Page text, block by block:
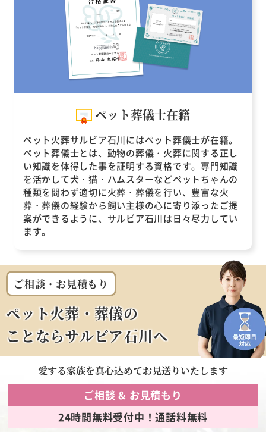
ペット葬儀士在籍
ペット火葬サルビア石川にはペット葬儀士が在籍。
ペット葬儀士とは、動物の葬儀・火葬に関する正し
い知識を体得した事を証明する資格です。専門知識
を活かして犬・猫・ハムスターなどペットちゃんの
種類を問わず適切に火葬・葬儀を行い、豊富な火
葬・葬儀の経験から飼い主様の心に寄り添ったご提
案ができるように、サルビア石川は日々尽力してい
ます。
ご相談・お見積もり
ペット火葬・葬儀の
ことならサルビア石川へ
愛する家族を真心込めてお見送りいたします
ご相談 & お見積もり
24時間無料受付中！通話料無料